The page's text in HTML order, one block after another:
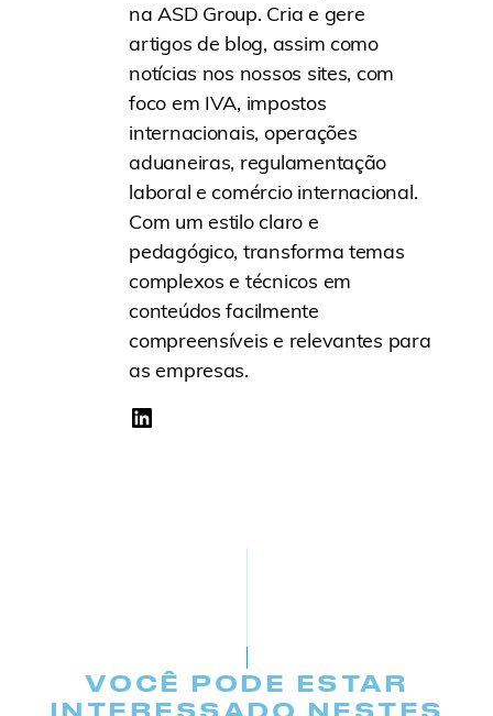
na ASD Group. Cria e gere
artigos de blog, assim como
notícias nos nossos sites, com
foco em IVA, impostos
internacionais, operações
aduaneiras, regulamentação
laboral e comércio internacional.
Com um estilo claro e
pedagógico, transforma temas
complexos e técnicos em
conteúdos facilmente
compreensíveis e relevantes para
as empresas.
VOCÊ PODE ESTAR
INTERESSADO NESTES